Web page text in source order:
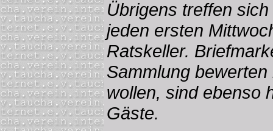
Übrigens treffen
jeden ersten
Ratskeller.
Sammlung
wollen, sind ebenso
Gäste.